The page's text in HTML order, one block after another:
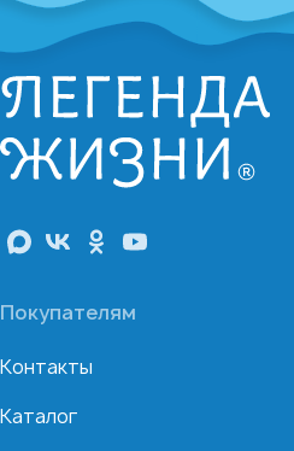
Покупателям
Контакты
Каталог